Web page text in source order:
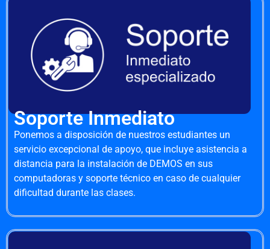
Soporte Inmediato
Ponemos a disposición de nuestros estudiantes un
servicio excepcional de apoyo, que incluye asistencia a
distancia para la instalación de DEMOS en sus
computadoras y soporte técnico en caso de cualquier
dificultad durante las clases.